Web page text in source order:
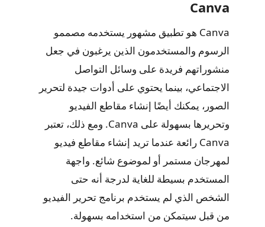
Canva
Canva هو تطبيق مشهور يستخدمه مصممو
الرسوم والمستخدمون الذين يرغبون في جعل
منشوراتهم فريدة على وسائل التواصل
الاجتماعي، بينما يحتوي على أدوات جيدة لتحرير
الصور، يمكنك أيضًا إنشاء مقاطع الفيديو
وتحريرها بسهولة على Canva. ومع ذلك، تعتبر
Canva رائعة عندما تريد إنشاء مقاطع فيديو
لمهرجان مستمر أو لموضوع شائع. واجهة
المستخدم بسيطة للغاية لدرجة أنه حتى
الشخص الذي لم يستخدم برنامج تحرير الفيديو
من قبل سيتمكن من استخدامه بسهولة.